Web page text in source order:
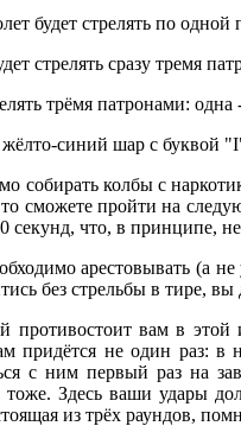
будет стрелять по
стрелять сразу тремя
трёмя патронами:
синий шар с буквой
собирать колбы с
сможете пройти на
секунд, что, в принципе,
арестовывать (а
без стрельбы в тире,
вам в этой
придётся не один раз:
с ним первый раз на
Здесь ваши удары
из трёх раундов,